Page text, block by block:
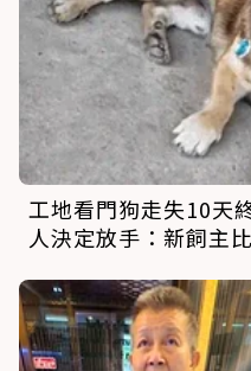
工地看門狗走失10天
人決定放手：新飼主